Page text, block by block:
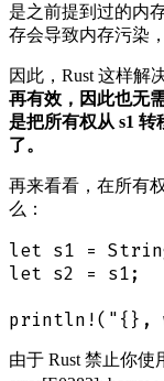
是之前提到过的内
存会导致内存污染
因此，Rust 这样解
再有效，因此也无
是把所有权从 s1 转
了。
再来看看，在所有
么：
let s1 =
let s2 = s1;
由于 Rust 禁止你使